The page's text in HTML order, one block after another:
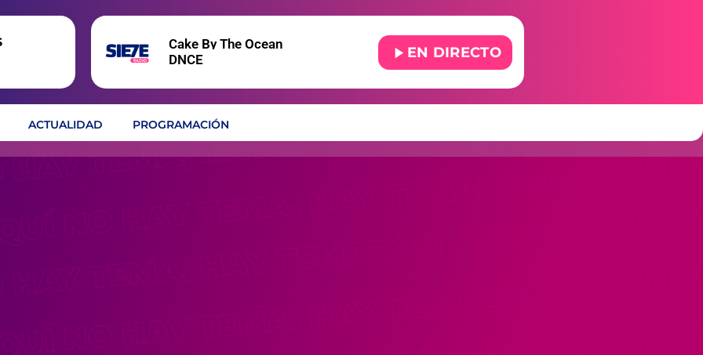
Cake By The Ocean
DNCE
play_arrow EN DIRECTO
ACTUALIDAD PROGRAMACIÓN